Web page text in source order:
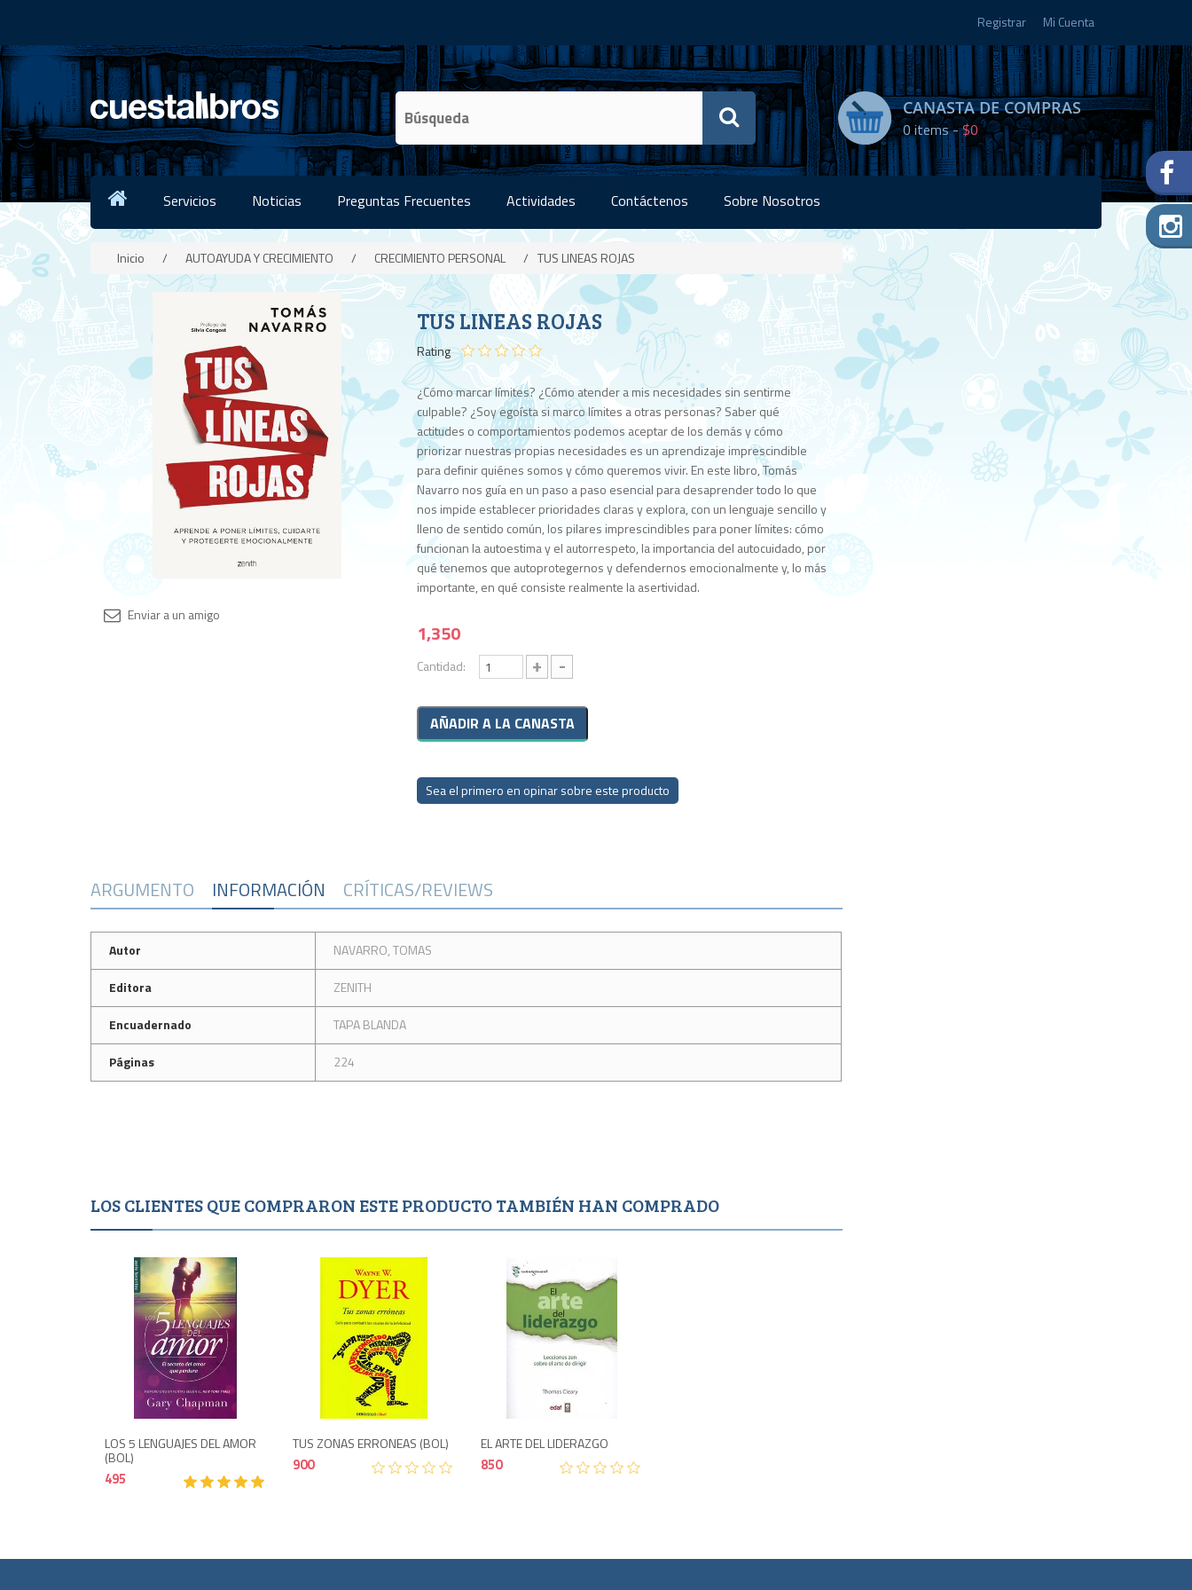
Registrar Mi Cuenta
CANASTA DE COMPRAS
0items -$0
Servicios Noticias Preguntas Frecuentes Actividades Contáctenos Sobre Nosotros
Inicio / AUTOAYUDA Y CRECIMIENTO / CRECIMIENTO PERSONAL / TUS LINEAS ROJAS
TUS LINEAS ROJAS
Rating
¿Cómo marcar límites? ¿Cómo atender a mis necesidades sin sentirme
culpable? ¿Soy egoísta si marco límites a otras personas? Saber qué
actitudes o comportamientos podemos aceptar de los demás y cómo
priorizar nuestras propias necesidades es un aprendizaje imprescindible
para definir quiénes somos y cómo queremos vivir. En este libro, Tomás
Navarro nos guía en un paso a paso esencial para desaprender todo lo que
nos impide establecer prioridades claras y explora, con un lenguaje sencillo y
lleno de sentido común, los pilares imprescindibles para poner límites: cómo
funcionan la autoestima y el autorrespeto, la importancia del autocuidado, por
qué tenemos que autoprotegernos y defendernos emocionalmente y, lo más
importante, en qué consiste realmente la asertividad.
Disponibilidad:
stock
1,350
Cantidad: + -
Sea el primero en opinar sobre este producto
ARGUMENTO INFORMACIÓN CRÍTICAS/REVIEWS
Autor
NAVARRO, TOMAS
Editora
ZENITH
Encuadernado
TAPA BLANDA
Páginas
224
LOS CLIENTES QUE COMPRARON ESTE PRODUCTO TAMBIÉN HAN COMPRADO
LOS 5 LENGUAJES DEL AMOR
(BOL)
495
TUS ZONAS ERRONEAS (BOL)
900
EL ARTE DEL LIDERAZGO
850
Agotado